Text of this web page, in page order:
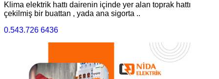
Klima elektrik hattı dairenin içinde yer alan toprak hattı
çekilmiş bir buattan , yada ana sigorta ..
0.543.726 6436